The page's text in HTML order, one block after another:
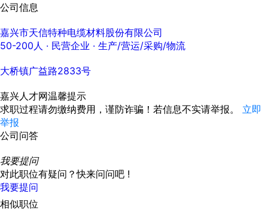
公司信息
嘉兴市天信特种电缆材料股份有限公司
50-200人 · 民营企业 · 生产/营运/采购/物流
大桥镇广益路2833号
嘉兴人才网温馨提示
求职过程请勿缴纳费用，谨防诈骗！若信息不实请举报。 立即
举报
公司问答
我要提问
对此职位有疑问？快来问问吧 !
我要提问
相似职位